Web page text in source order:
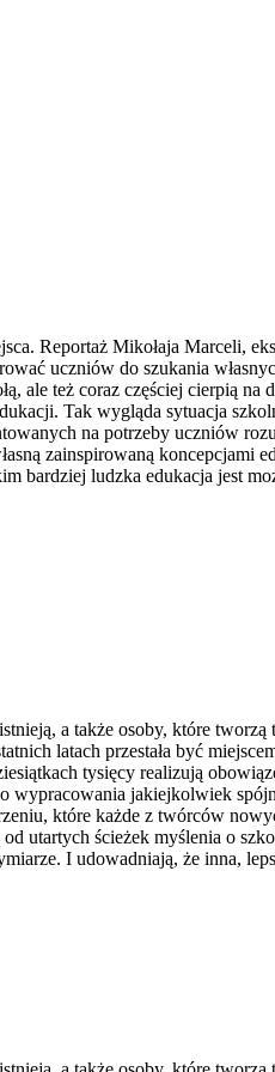
Reportaż Mikołaja Marceli,
uczniów do szukania
ale też coraz częściej cierpią
Tak wygląda sytuacja
na potrzeby uczniów
zainspirowaną koncepcjami
bardziej ludzka edukacja jest
a także osoby, które
latach przestała być
tysięcy realizują
jakiejkolwiek
które każde z twórców
utartych ścieżek myślenia o
I udowadniają, że inna,